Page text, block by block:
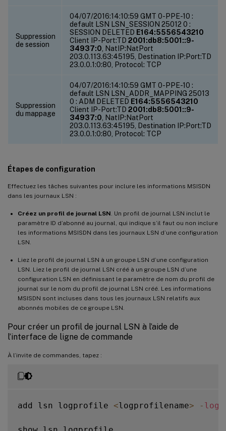
Suppression
de session
04/07/2016:14:10:59 GMT 0-PPE-10 :
default LSN LSN_SESSION 25012 0 :
SESSION DELETED E164:5556543210
Client IP-Port:TD 2001:db8:5001::9-
34937:0 , NatIP:NatPort
203.0.113.63:45195, Destination IP:Port:TD
23.0.0.1:0:80, Protocol: TCP
Suppression
du mappage
04/07/2016:14:10:59 GMT 0-PPE-10 :
default LSN LSN_ADDR_MAPPING 25013
0 : ADM DELETED E164:5556543210
Client IP-Port:TD 2001:db8:5001::9-
34937:0 , NatIP:NatPort
203.0.113.63:45195, Destination IP:Port:TD
23.0.0.1:0:80, Protocol: TCP
Étapes de configuration
Effectuez les tâches suivantes pour inclure les informations MSISDN
dans les journaux LSN :
Créez un profil de journal LSN . Un profil de journal LSN inclut le
paramètre ID d’abonné au journal, qui indique s’il faut ou non inclure
les informations MSISDN dans les journaux LSN d’une configuration
LSN.
Liez le profil de journal LSN à un groupe LSN d’une configuration
LSN. Liez le profil de journal LSN créé à un groupe LSN d’une
configuration LSN en définissant le paramètre de nom du profil de
journal sur le nom du profil de journal LSN créé. Les informations
MSISDN sont incluses dans tous les journaux LSN relatifs aux
abonnés mobiles de ce groupe LSN.
Pour créer un profil de journal LSN à l’aide de
l’interface de ligne de commande
À l’invite de commandes, tapez :
add lsn logprofile <logprofilename> -